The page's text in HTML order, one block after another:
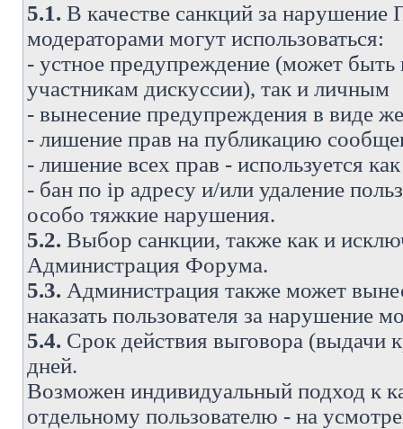
5.1. В качестве санкций за
модераторами могут использоваться:
- устное предупреждение (может
участникам дискуссии), так и личным
- вынесение предупреждения в виде
- лишение прав на публикацию
- лишение всех прав - используется
- бан по ip адресу и/или удаление
особо тяжкие нарушения.
5.2. Выбор санкции, также как и
Администрация Форума.
5.3. Администрация также может
наказать пользователя за
5.4. Срок действия выговора (выдачи
дней.
Возможен индивидуальный подход к
отдельному пользователю - на